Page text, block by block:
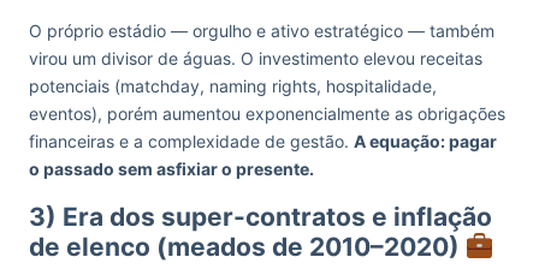
O próprio estádio — orgulho e ativo estratégico — também
virou um divisor de águas. O investimento elevou receitas
potenciais (matchday, naming rights, hospitalidade,
eventos), porém aumentou exponencialmente as obrigações
financeiras e a complexidade de gestão. A equação: pagar
o passado sem asfixiar o presente.
3) Era dos super-contratos e inflação
de elenco (meados de 2010–2020)